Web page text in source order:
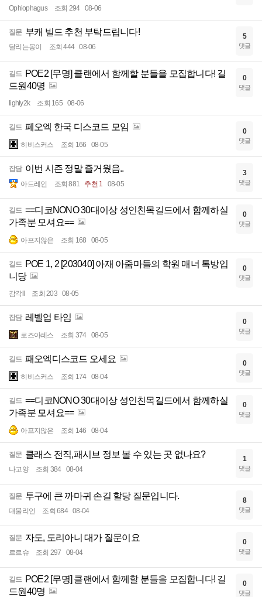
Ophiophagus 조회 294 08-06
질문 부캐 빌드 추천 부탁드립니다!
달리는몽이 조회 444 08-06
5
댓글
길드 POE2 [무명] 클랜에서 함께할 분들을 모집합니다! 길
드원40명
lighty2k 조회 165 08-06
0
댓글
길드 페오엑 한국 디스코드 모임
히비스커스 조회 166 08-05
0
댓글
잡담 이번 시즌 정말 즐거웠음..
아드레인 조회 881 추천 1 08-05
3
댓글
길드 ==디코NONO 30대이상 성인친목길드에서 함께하실
가족분 모셔요==
아프지않은 조회 168 08-05
0
댓글
길드 POE 1, 2 [203040] 아재 아줌마들의 학원 매너 톡방입
니당
감각ll 조회 203 08-05
0
댓글
잡담 레벨업 타임
로즈아레스 조회 374 08-05
0
댓글
길드 패오엑디스코드 오세요
히비스커스 조회 174 08-04
0
댓글
길드 ==디코NONO 30대이상 성인친목길드에서 함께하실
가족분 모셔요==
아프지않은 조회 146 08-04
0
댓글
질문 클래스 전직,패시브 정보 볼 수 있는 곳 없나요?
나고양 조회 384 08-04
1
댓글
질문 투구에 큰 까마귀 손길 할당 질문입니다.
대물리언 조회 684 08-04
8
댓글
질문 자도, 도리아니 대가 질문이요
르르슈 조회 297 08-04
0
댓글
길드 POE2 [무명] 클랜에서 함께할 분들을 모집합니다! 길
드원40명
0
댓글